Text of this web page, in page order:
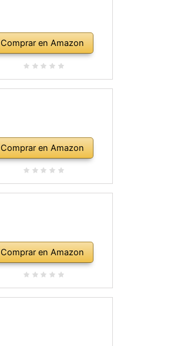
Comprar en Amazon
Comprar en Amazon
Comprar en Amazon